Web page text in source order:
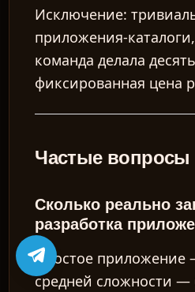
Исключение:
приложения-
команда делала
фиксированная цена
Частые вопросы
Сколько реально
разработка
Простое приложение
средней сложности —